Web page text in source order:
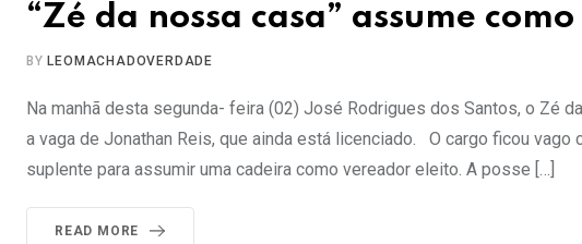
“Zé da nossa casa” assume
BY LEOMACHADOVERDADE
Na manhã desta segunda- feira (02) José Rodrigues dos Santos, o Zé
a vaga de Jonathan Reis, que ainda está licenciado. O cargo ficou
suplente para assumir uma cadeira como vereador eleito. A posse […]
READ MORE